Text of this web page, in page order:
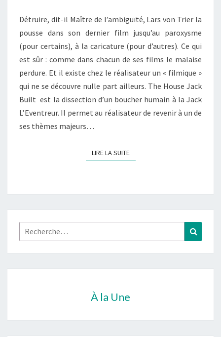
BUILT
Détruire, dit-il Maître de l’ambiguïté, Lars von Trier la
pousse dans son dernier film jusqu’au paroxysme
(pour certains), à la caricature (pour d’autres). Ce qui
est sûr : comme dans chacun de ses films le malaise
perdure. Et il existe chez le réalisateur un « filmique »
qui ne se découvre nulle part ailleurs. The House Jack
Built est la dissection d’un boucher humain à la Jack
L’Eventreur. Il permet au réalisateur de revenir à un de
ses thèmes majeurs…
LIRE LA SUITELIRE LA SUITE
Rechercher :
À la Une